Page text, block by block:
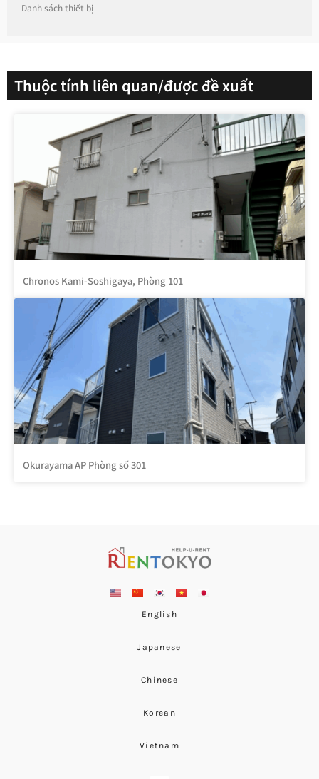
Danh sách thiết bị
Thuộc tính liên quan/được đề xuất
Chronos Kami-Soshigaya, Phòng 101
Okurayama AP Phòng số 301
English
Japanese
Chinese
Korean
Vietnam